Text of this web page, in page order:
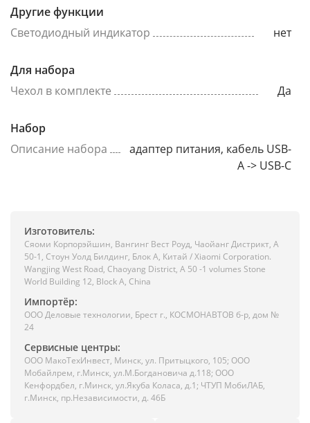
Другие функции
Светодиодный индикатор
нет
Для набора
Чехол в комплекте
Да
Набор
Описание набора
адаптер питания, кабель USB-
A -> USB-C
Изготовитель:
Сяоми Корпорэйшин, Вангинг Вест Роуд, Чаойанг Дистрикт, А
50-1, Стоун Уолд Билдинг, Блок А, Китай / Xiaomi Corporation.
Wangjing West Road, Chaoyang District, A 50 -1 volumes Stone
World Building 12, Block A, China
Импортёр:
ООО Деловые технологии, Брест г., КОСМОНАВТОВ б-р, дом №
24
Сервисные центры:
ООО МакоТехИнвест, Минск, ул. Притыцкого, 105; ООО
Мобайлрем, г.Минск, ул.М.Богдановича д.118; ООО
Кенфордбел, г.Минск, ул.Якуба Коласа, д.1; ЧТУП МобиЛАБ,
г.Минск, пр.Независимости, д. 46Б